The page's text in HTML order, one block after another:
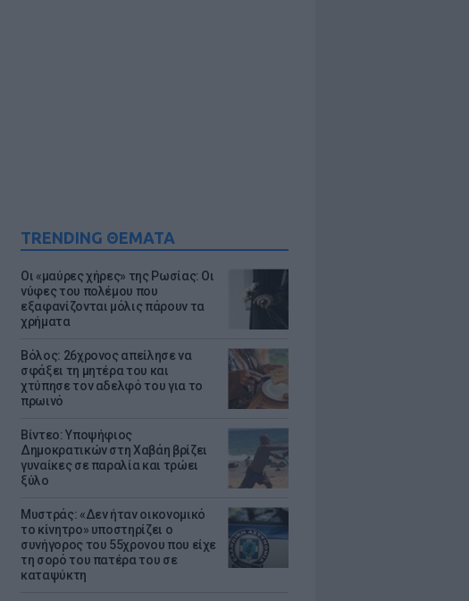
TRENDING ΘΕΜΑΤΑ
Οι «μαύρες χήρες» της Ρωσίας: Οι
νύφες του πολέμου που
εξαφανίζονται μόλις πάρουν τα
χρήματα
Βόλος: 26χρονος απείλησε να
σφάξει τη μητέρα του και
χτύπησε τον αδελφό του για το
πρωινό
Βίντεο: Υποψήφιος
Δημοκρατικών στη Χαβάη βρίζει
γυναίκες σε παραλία και τρώει
ξύλο
Μυστράς: «Δεν ήταν οικονομικό
το κίνητρο» υποστηρίζει ο
συνήγορος του 55χρονου που είχε
τη σορό του πατέρα του σε
καταψύκτη